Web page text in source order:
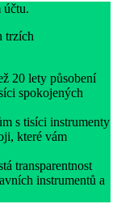
účtu.
trzích
20 lety působení
spokojených
s tisíci instrumenty
které vám
transparentnost
instrumentů a